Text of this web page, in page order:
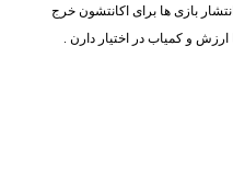
بازی ها برای اکانتشون خرج
و کمیاب در اختیار دارن .